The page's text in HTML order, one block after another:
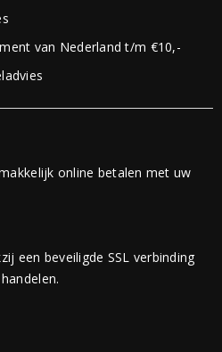
van Nederland t/m €10,-
online betalen met uw
een beveiligde SSL verbinding